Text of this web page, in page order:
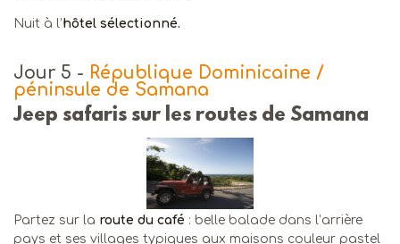
Nuit à l’hôtel sélectionné.
Jour 5 - République Dominicaine /
péninsule de Samana
Jeep safaris sur les routes de Samana
Partez sur la route du café : belle balade dans l’arrière
pays et ses villages typiques aux maisons couleur pastel